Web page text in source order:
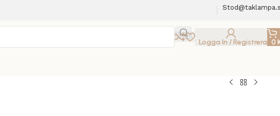
Logga In / Registrera 0